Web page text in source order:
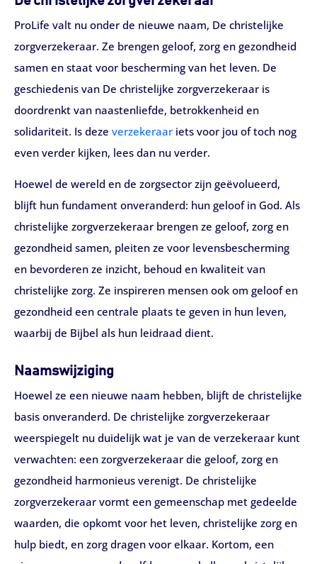
ProLife valt nu onder de nieuwe naam, De christelijke
zorgverzekeraar. Ze brengen geloof, zorg en gezondheid
samen en staat voor bescherming van het leven. De
geschiedenis van De christelijke zorgverzekeraar is
doordrenkt van naastenliefde, betrokkenheid en
solidariteit. Is deze verzekeraar iets voor jou of toch nog
even verder kijken, lees dan nu verder.
Hoewel de wereld en de zorgsector zijn geëvolueerd,
blijft hun fundament onveranderd: hun geloof in God. Als
christelijke zorgverzekeraar brengen ze geloof, zorg en
gezondheid samen, pleiten ze voor levensbescherming
en bevorderen ze inzicht, behoud en kwaliteit van
christelijke zorg. Ze inspireren mensen ook om geloof en
gezondheid een centrale plaats te geven in hun leven,
waarbij de Bijbel als hun leidraad dient.
Naamswijziging
Hoewel ze een nieuwe naam hebben, blijft de christelijke
basis onveranderd. De christelijke zorgverzekeraar
weerspiegelt nu duidelijk wat je van de verzekeraar kunt
verwachten: een zorgverzekeraar die geloof, zorg en
gezondheid harmonieus verenigt. De christelijke
zorgverzekeraar vormt een gemeenschap met gedeelde
waarden, die opkomt voor het leven, christelijke zorg en
hulp biedt, en zorg dragen voor elkaar. Kortom, een